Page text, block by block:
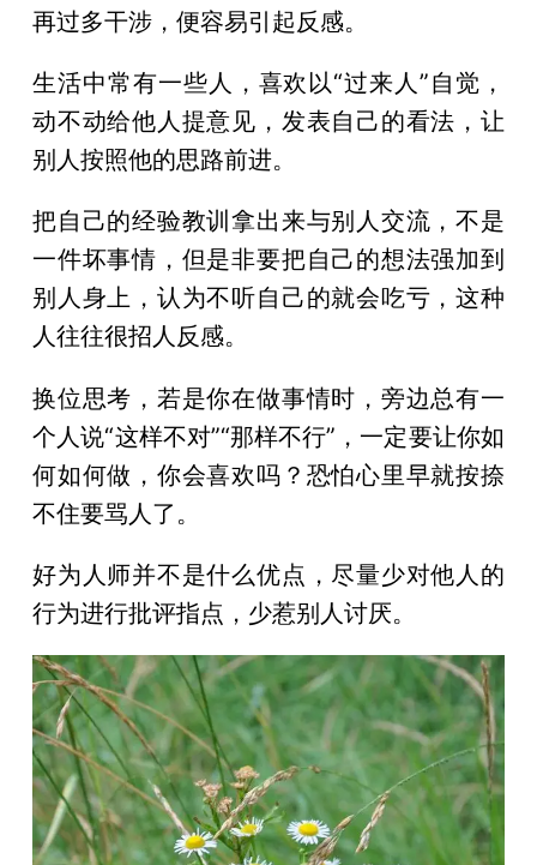
再过多干涉，便容易引起反感。
生活中常有一些人，喜欢以“过来人”自觉，
动不动给他人提意见，发表自己的看法，让
别人按照他的思路前进。
把自己的经验教训拿出来与别人交流，不是
一件坏事情，但是非要把自己的想法强加到
别人身上，认为不听自己的就会吃亏，这种
人往往很招人反感。
换位思考，若是你在做事情时，旁边总有一
个人说“这样不对”“那样不行”，一定要让你如
何如何做，你会喜欢吗？恐怕心里早就按捺
不住要骂人了。
好为人师并不是什么优点，尽量少对他人的
行为进行批评指点，少惹别人讨厌。